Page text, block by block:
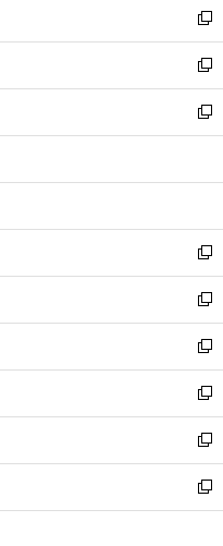
く
で
開
く
ィ
ン
ド
ウ
で
開
い
ウ
ィ
ン
ド
ウ
開
新
し
い
ウ
ィ
ン
ウ
開
く
新
し
い
ウ
ン
ウ
で
開
く
新
し
ウ
ン
ド
ウ
で
開
く
新
し
い
ウ
ィ
ン
ド
ウ
で
開
く
新
し
い
ウ
ィ
ン
ド
ウ
で
開
新
し
い
ウ
ィ
ン
ド
ウ
新
し
い
ウ
ィ
ン
新
し
い
ウ
新
し